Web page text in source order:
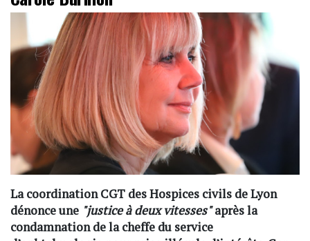
La coordination CGT des Hospices civils de Lyon
dénonce une "justice à deux vitesses"après la
condamnation de la cheffe du service